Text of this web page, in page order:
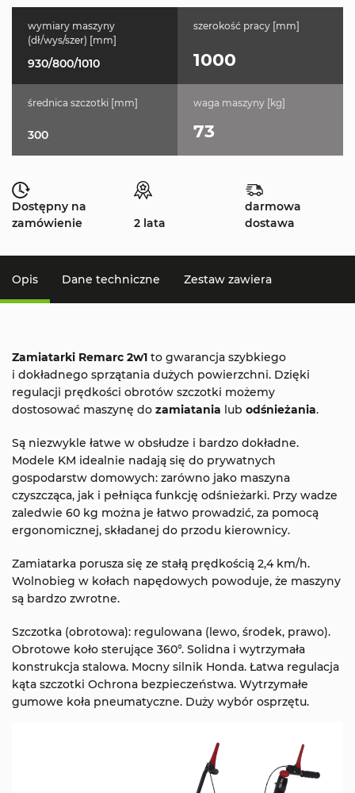
wymiary maszyny
(dł/wys/szer) [mm]
930/800/1010
szerokość pracy [mm]
1000
średnica szczotki [mm]
300
waga maszyny [kg]
73
Dostępny na
zamówienie
2 lata
darmowa
dostawa
Opis Dane techniczne Zestaw zawiera
Zamiatarki Remarc 2w1 to gwarancja szybkiego
i dokładnego sprzątania dużych powierzchni. Dzięki
regulacji prędkości obrotów szczotki możemy
dostosować maszynę do zamiatania lub odśnieżania.
Są niezwykle łatwe w obsłudze i bardzo dokładne.
Modele KM idealnie nadają się do prywatnych
gospodarstw domowych: zarówno jako maszyna
czyszcząca, jak i pełniąca funkcję odśnieżarki. Przy wadze
zaledwie 60 kg można je łatwo prowadzić, za pomocą
ergonomicznej, składanej do przodu kierownicy.
Zamiatarka porusza się ze stałą prędkością 2,4 km/h.
Wolnobieg w kołach napędowych powoduje, że maszyny
są bardzo zwrotne.
Szczotka (obrotowa): regulowana (lewo, środek, prawo).
Obrotowe koło sterujące 360°. Solidna i wytrzymała
konstrukcja stalowa. Mocny silnik Honda. Łatwa regulacja
kąta szczotki Ochrona bezpieczeństwa. Wytrzymałe
gumowe koła pneumatyczne. Duży wybór osprzętu.